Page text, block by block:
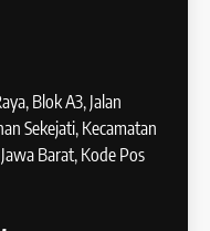
Blok A3, Jalan
Sekejati, Kecamatan
Barat, Kode Pos